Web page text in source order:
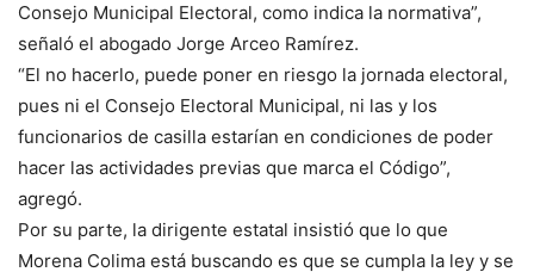
Consejo Municipal Electoral, como indica la normativa”,
señaló el abogado Jorge Arceo Ramírez.
“El no hacerlo, puede poner en riesgo la jornada electoral,
pues ni el Consejo Electoral Municipal, ni las y los
funcionarios de casilla estarían en condiciones de poder
hacer las actividades previas que marca el Código”,
agregó.
Por su parte, la dirigente estatal insistió que lo que
Morena Colima está buscando es que se cumpla la ley y se